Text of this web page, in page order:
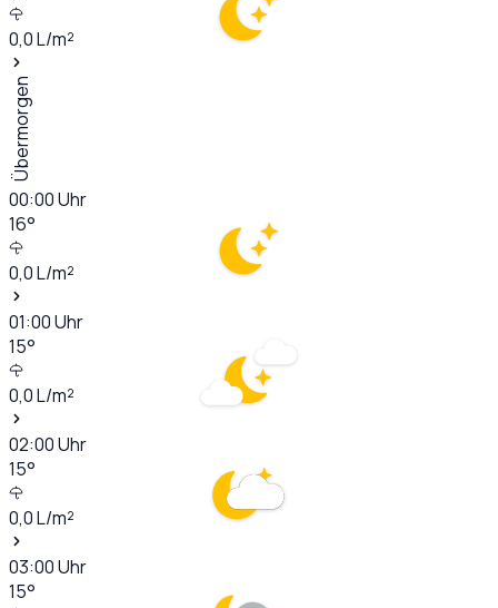
0,0L/m²
Übermorgen
00:00Uhr
16°
0,0L/m²
01:00Uhr
15°
0,0L/m²
02:00Uhr
15°
0,0L/m²
03:00Uhr
15°